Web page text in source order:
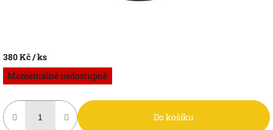
380 Kč/ ks
Měrná
cena:
Momentálně nedostupné
Do košíku